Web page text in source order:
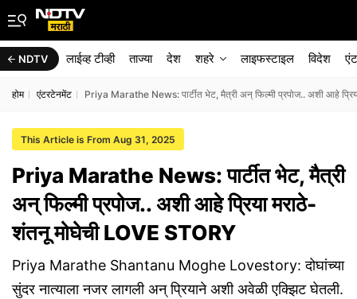
NDTV लाईव्ह टीव्ही ताज्या देश शहरे लाइफस्टाइल विदेश
होम एंटरटेनमेंट Priya Marathe News: पार्टीत भेट, मैत्री अन् फिल्मी प्रपोज.. अशी आहे
This Article is From Aug 31, 2025
Priya Marathe News: पार्टीत भेट, मैत्री
अन् फिल्मी प्रपोज.. अशी आहे प्रिया मराठे-
शंतनू मोघेची LOVE STORY
Priya Marathe Shantanu Moghe Lovestory: दोघांच्या
सुंदर नात्याला नजर लागली अन् प्रियाने अशी अवेळी एक्झिट घेतली.